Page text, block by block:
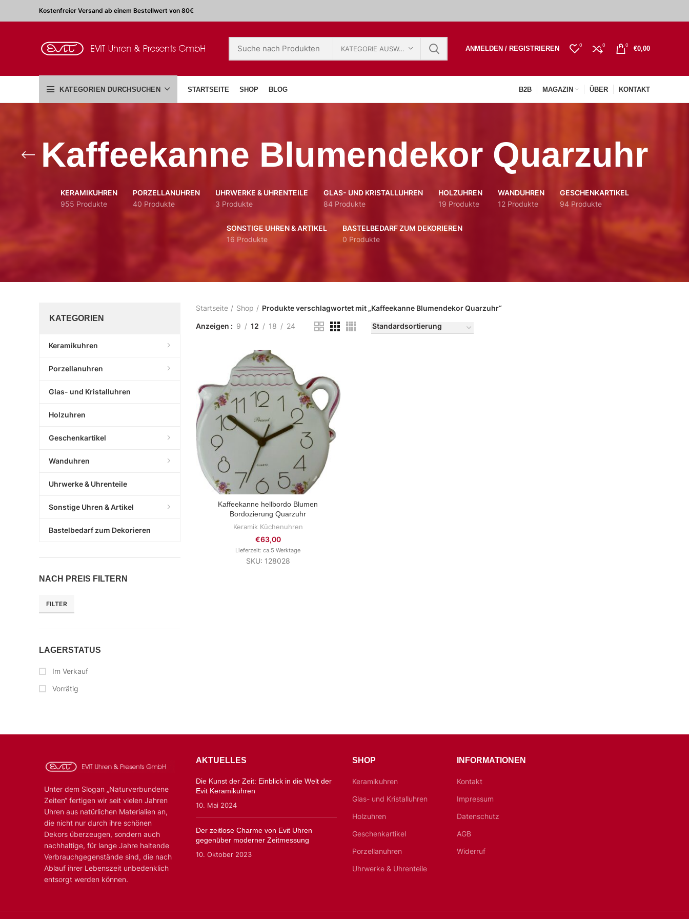
Kostenfreier Versand ab einem Bestellwert von 80€
KATEGORIE AUSWÄHLEN ANMELDEN / REGISTRIEREN 0 0 0 €0,00
KATEGORIEN DURCHSUCHEN STARTSEITE SHOP BLOG B2B MAGAZIN ÜBER KONTAKT
Kaffeekanne Blumendekor Quarzuhr
KERAMIKUHREN
955 Produkte
PORZELLANUHREN
40 Produkte
UHRWERKE & UHRENTEILE
3 Produkte
GLAS- UND KRISTALLUHREN
84 Produkte
HOLZUHREN
19 Produkte
WANDUHREN
12 Produkte
GESCHENKARTIKEL
94 Produkte
SONSTIGE UHREN & ARTIKEL
16 Produkte
BASTELBEDARF ZUM DEKORIEREN
0 Produkte
KATEGORIEN
Keramikuhren
Porzellanuhren
Glas- und Kristalluhren
Holzuhren
Geschenkartikel
Wanduhren
Uhrwerke & Uhrenteile
Sonstige Uhren & Artikel
Bastelbedarf zum Dekorieren
NACH PREIS FILTERN
FILTER
LAGERSTATUS
Im Verkauf
Vorrätig
Startseite Shop Produkte verschlagwortet mit „Kaffeekanne Blumendekor Quarzuhr“
Anzeigen 9 12 18 24
ZUM PRODUKT
Kaffeekanne hellbordo Blumen
Bordozierung Quarzuhr
Keramik Küchenuhren
€63,00
Lieferzeit: ca.5 Werktage
SKU: 128028
Unter dem Slogan „Naturverbundene
Zeiten“ fertigen wir seit vielen Jahren
Uhren aus natürlichen Materialien an,
die nicht nur durch ihre schönen
Dekors überzeugen, sondern auch
nachhaltige, für lange Jahre haltende
Verbrauchgegenstände sind, die nach
Ablauf ihrer Lebenszeit unbedenklich
entsorgt werden können.
AKTUELLES
Die Kunst der Zeit: Einblick in die Welt der
Evit Keramikuhren
10. Mai 2024
Der zeitlose Charme von Evit Uhren
gegenüber moderner Zeitmessung
10. Oktober 2023
SHOP
Keramikuhren
Glas- und Kristalluhren
Holzuhren
Geschenkartikel
Porzellanuhren
Uhrwerke & Uhrenteile
INFORMATIONEN
Kontakt
Impressum
Datenschutz
AGB
Widerruf